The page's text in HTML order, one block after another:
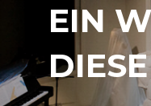
EIN